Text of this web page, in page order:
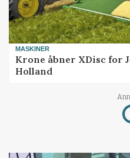
MASKINER
Krone åbner XDisc for
Holland